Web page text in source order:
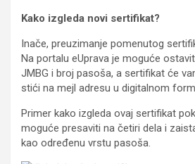
Kako izgleda novi sertifikat?
Inače, preuzimanje pomenutog
Na portalu eUprava je moguće
JMBG i broj pasoša, a sertifikat će
stići na mejl adresu u digitalnom
Primer kako izgleda ovaj sertifikat
moguće presaviti na četiri dela i
kao određenu vrstu pasoša.